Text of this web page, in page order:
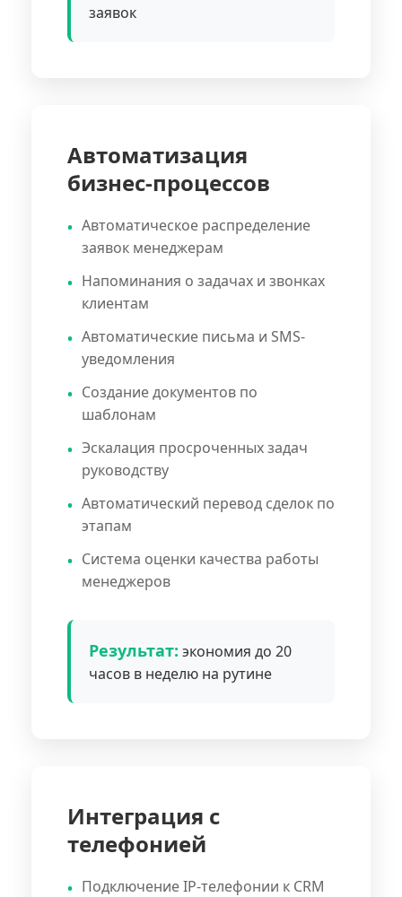
заявок
Автоматизация
бизнес-процессов
Автоматическое распределение
заявок менеджерам
Напоминания о задачах и звонках
клиентам
Автоматические письма и SMS-
уведомления
Создание документов по
шаблонам
Эскалация просроченных задач
руководству
Автоматический перевод сделок по
этапам
Система оценки качества работы
менеджеров
Результат: экономия до 20
часов в неделю на рутине
Интеграция с
телефонией
Подключение IP-телефонии к CRM